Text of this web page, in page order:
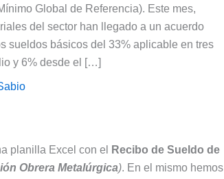
Global de Referencia). Este mes,
del sector han llegado a un acuerdo
sueldos básicos del 33% aplicable en tres
y 6% desde el […]
planilla Excel con el
Recibo de Sueldo de
Obrera Metalúrgica). En el mismo hemos